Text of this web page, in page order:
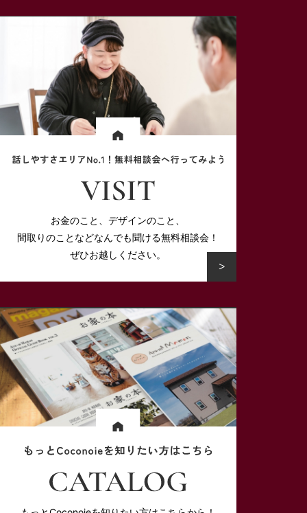
お金のこと、デザインのこと、
間取りのことなどなんでも聞ける無料相談会！
ぜひお越しください。